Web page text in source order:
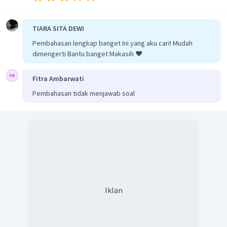
Dengan demikian, jawaban yang paling benar adalah E.
TIARA SITA DEWI
Pembahasan lengkap banget Ini yang aku cari! Mudah
dimengerti Bantu banget Makasih ❤️
Fitra Ambarwati
Pembahasan tidak menjawab soal
Iklan